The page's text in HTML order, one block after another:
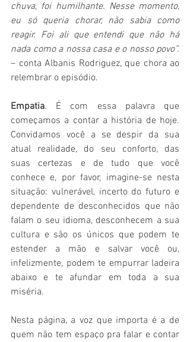
chuva, foi humilhante. Nesse momento,
eu só queria chorar, não sabia como
reagir. Foi ali que entendi que não há
– conta Albanis Rodriguez, que chora ao
relembrar o episódio.
Empatia. É com essa palavra que
começamos a contar a história de hoje.
Convidamos você a se despir da sua
atual realidade, do seu conforto, das
suas certezas e de tudo que você
conhece e, por favor, imagine-se nesta
situação: vulnerável, incerto do futuro e
dependente de desconhecidos que não
falam o seu idioma, desconhecem a sua
cultura e são os únicos que podem te
estender a mão e salvar você ou,
infelizmente, podem te empurrar ladeira
abaixo e te afundar em toda a sua
miséria.
Nesta página, a voz que importa é a de
quem não tem espaço pra falar e contar